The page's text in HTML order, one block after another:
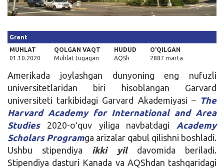
Grant
MUHLAT
01.10.2020
QOLGAN VAQT
Muhlat tugagan
HUDUD
AQSh
O'QILGAN
2887 marta
Amerikada joylashgan dunyoning eng nufuzli
universitetlaridan biri hisoblangan Garvard
universiteti tarkibidagi Garvard Akademiyasi – The
Harvard Academy for International and Area
Studies
2020-oʻquv yiliga navbatdagi Academy
Scholars Programga arizalar qabul qilishni boshladi.
Ushbu stipendiya ikki yil davomida beriladi.
Stipendiya dasturi Kanada va AQShdan tashqaridagi